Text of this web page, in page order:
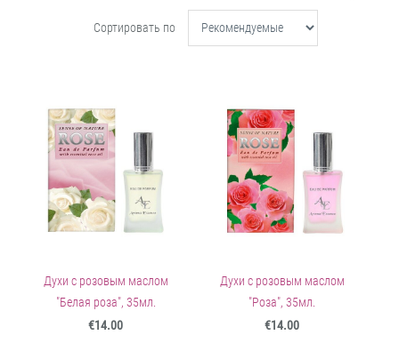
Сортировать по
Духи с розовым маслом
"Белая роза", 35мл.
€14.00
Духи с розовым маслом
"Роза", 35мл.
€14.00